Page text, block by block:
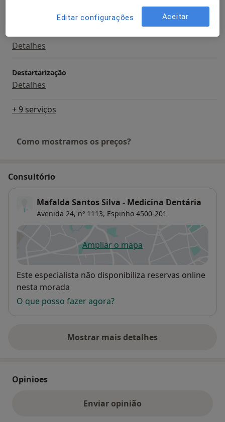
Detalhes
Destartarização
Detalhes
+ 9 serviços
Como mostramos os preços?
Consultório
Mafalda Santos Silva - Medicina Dentária
Avenida 24, nº 1113, Espinho 4500-201
Ampliar o mapaabre num novo separador
Disponibilidade
Este especialista não disponibiliza reservas online
nesta morada
O que posso fazer agora?
Mostrar mais detalhes
sobre o endereço
Opinioes
Enviar opinião
Editar configurações Aceitar